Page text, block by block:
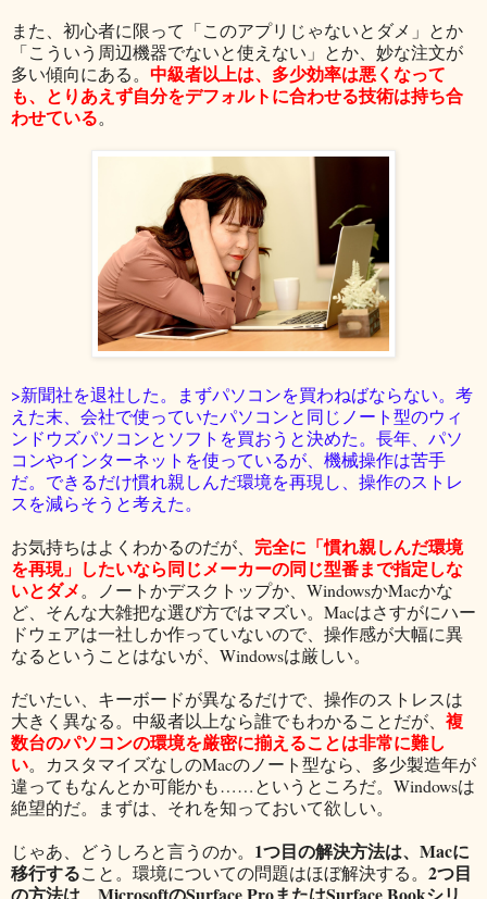
また、初心者に限って「このアプリじゃないとダメ」とか
「こういう周辺機器でないと使えない」とか、妙な注文が
多い傾向にある。 中級者以上は、多少効率は悪くなって
も、とりあえず自分をデフォルトに合わせる技術は持ち合
わせている。
>新聞社を退社した。まずパソコンを買わねばならない。考
えた末、会社で使っていたパソコンと同じノート型のウィ
ンドウズパソコンとソフトを買おうと決めた。長年、パソ
コンやインターネットを使っているが、機械操作は苦手
だ。できるだけ慣れ親しんだ環境を再現し、操作のストレ
スを減らそうと考えた。
お気持ちはよくわかるのだが、 完全に「慣れ親しんだ環境
を再現」したいなら同じメーカーの同じ型番まで指定しな
いとダメ。ノートかデスクトップか、WindowsかMacかな
ど、そんな大雑把な選び方ではマズい。Macはさすがにハー
ドウェアは一社しか作っていないので、操作感が大幅に異
なるということはないが、Windowsは厳しい。
だいたい、キーボードが異なるだけで、操作のストレスは
大きく異なる。中級者以上なら誰でもわかることだが、 複
数台のパソコンの環境を厳密に揃えることは非常に難し
い。カスタマイズなしのMacのノート型なら、多少製造年が
違ってもなんとか可能かも……というところだ。Windowsは
絶望的だ。まずは、それを知っておいて欲しい。
じゃあ、どうしろと言うのか。 1つ目の解決方法は、Macに
移行すること。環境についての問題はほぼ解決する。 2つ目
の方法は、MicrosoftのSurface ProまたはSurface Bookシリ